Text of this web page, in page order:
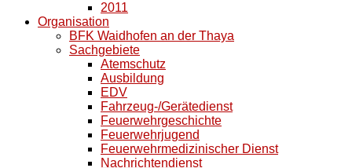
2011
Organisation
BFK Waidhofen an der Thaya
Sachgebiete
Atemschutz
Ausbildung
EDV
Fahrzeug-/Gerätedienst
Feuerwehrgeschichte
Feuerwehrjugend
Feuerwehrmedizinischer Dienst
Nachrichtendienst